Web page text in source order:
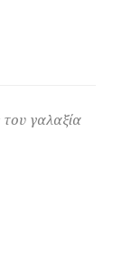
του γαλαξία